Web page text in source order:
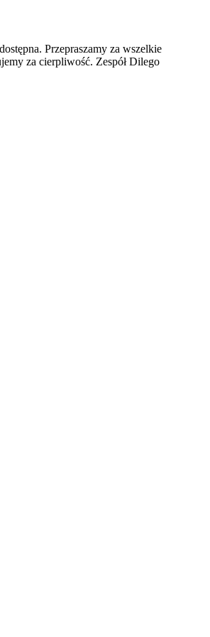
Przepraszamy za wszelkie
za cierpliwość. Zespół Dilego